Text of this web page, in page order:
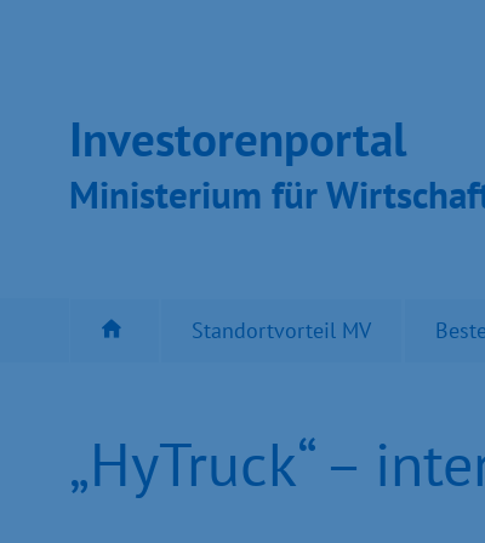
Inves­toren­por­tal
Ministeri­um für
Standortvorteil MV
„HyTruck“ –